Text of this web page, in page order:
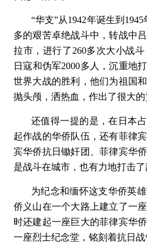
“华支”从1942年诞生到
多的艰苦卓绝战斗中，转战中
拉市，进行了260多次大小战
日寇和伪军2000多人，沉重地
世界大战的胜利，他们为祖国
抛头颅，洒热血，作出了很大的
还值得一提的是，在日本
起作战的华侨队伍，还有菲律
宾华侨抗日锄奸团、菲律宾华
是战斗在城市，也有力地打击了
为纪念和缅怀这支华侨英
侨义山在一个大路上建立了一
时还建起一座巨大的菲律宾华
一座烈士纪念堂，铭刻着抗日战